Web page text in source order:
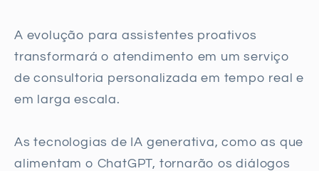
A evolução para assistentes proativos
transformará o atendimento em um serviço
de consultoria personalizada em tempo real e
em larga escala.
As tecnologias de IA generativa, como as que
alimentam o ChatGPT, tornarão os diálogos